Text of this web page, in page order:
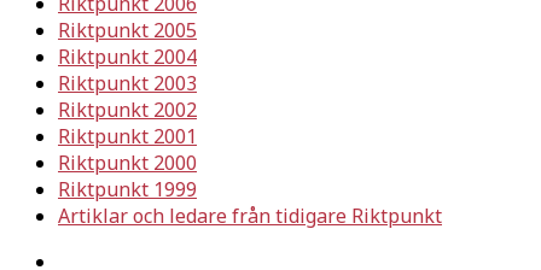
Riktpunkt 2005
Riktpunkt 2004
Riktpunkt 2003
Riktpunkt 2002
Riktpunkt 2001
Riktpunkt 2000
Riktpunkt 1999
Artiklar och ledare från tidigare Riktpunkt